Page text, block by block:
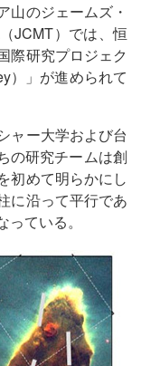
山のジェームズ・
JCMT）では、恒
際研究プロジェク
）」が進められて
ャー大学および台
の研究チームは創
初めて明らかにし
に沿って平行であ
ている。